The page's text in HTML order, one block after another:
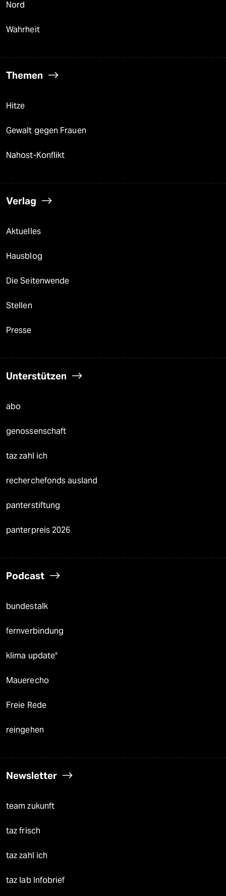
Nord
Wahrheit
Themen
Hitze
Gewalt gegen Frauen
Nahost-Konflikt
Verlag
Aktuelles
Hausblog
Die Seitenwende
Stellen
Presse
Unterstützen
abo
genossenschaft
taz zahl ich
recherchefonds ausland
panterstiftung
panterpreis 2026
Podcast
bundestalk
fernverbindung
klima update°
Mauerecho
Freie Rede
reingehen
Newsletter
team zukunft
taz frisch
taz zahl ich
taz lab Infobrief